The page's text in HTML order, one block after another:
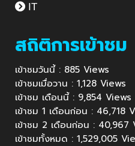
IT
สถิติการเข้าชม
เข้าชมวันนี้ : 885 Views
เข้าชมเมื่อวาน : 1,128 Views
เข้าชม เดือนนี้ : 9,854 Views
เข้าชม 1 เดือนก่อน : 46,718
เข้าชม 2 เดือนก่อน : 40,967
เข้าชมทั้งหมด : 1,529,005